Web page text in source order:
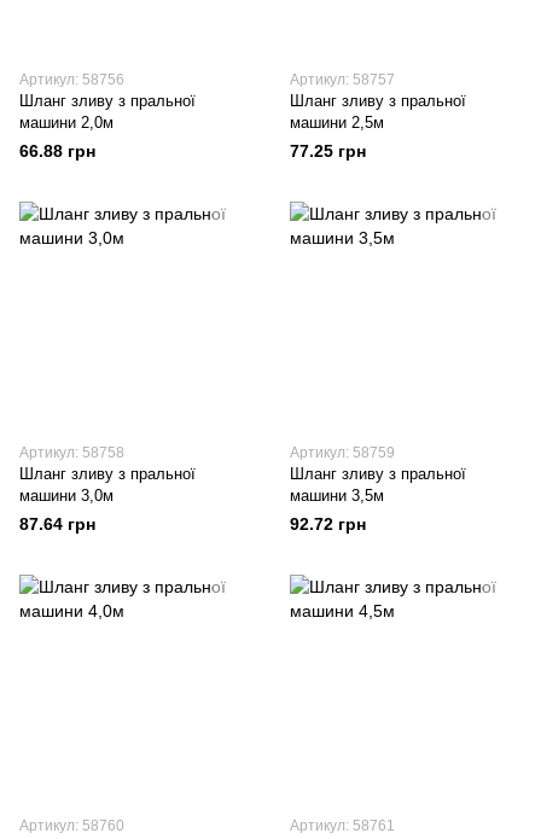
Артикул: 58756
Шланг зливу з пральної
машини 2,0м
66.88 грн
Артикул: 58757
Шланг зливу з пральної
машини 2,5м
77.25 грн
Артикул: 58758
Шланг зливу з пральної
машини 3,0м
87.64 грн
Артикул: 58759
Шланг зливу з пральної
машини 3,5м
92.72 грн
Артикул: 58760 Артикул: 58761